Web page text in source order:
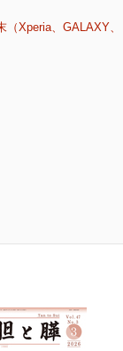
Xperia、GALAXY、